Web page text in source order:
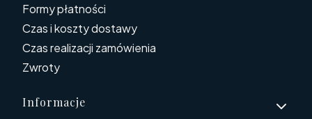
Formy płatności
Czas i koszty dostawy
Czas realizacji zamówienia
Zwroty
Informacje